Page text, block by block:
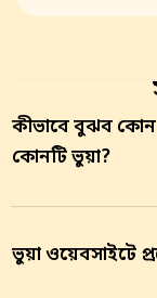
কীভাবে বুঝব
কোনটি ভুয়া?
ভুয়া ওয়েবসাইটে